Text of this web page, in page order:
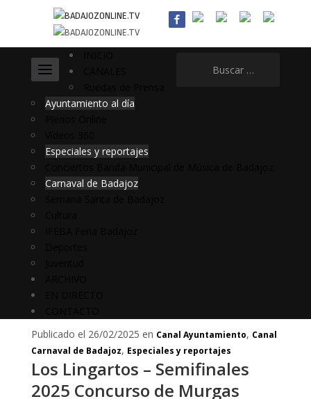
Ayuntamiento al día
Especiales y reportajes
Carnaval de Badajoz
Publicado el 26/02/2025 en Canal Ayuntamiento, Canal
Carnaval de Badajoz, Especiales y reportajes
Los Lingartos – Semifinales
2025 Concurso de Murgas